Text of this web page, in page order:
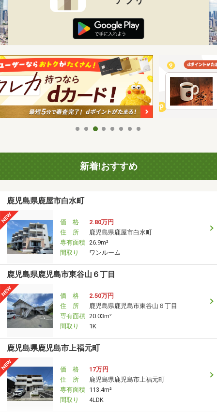
新着!おすすめ
鹿児島県鹿屋市白水町
価 格
2.80万円
住 所
鹿児島県鹿屋市白水町
専有面積 26.9m²
間取り
ワンルーム
鹿児島県鹿児島市東谷山６丁目
価 格
2.50万円
住 所
鹿児島県鹿児島市東谷山６丁目
専有面積 20.03m²
間取り
1K
鹿児島県鹿児島市上福元町
価 格
17万円
住 所
鹿児島県鹿児島市上福元町
専有面積 113.4m²
間取り
4LDK